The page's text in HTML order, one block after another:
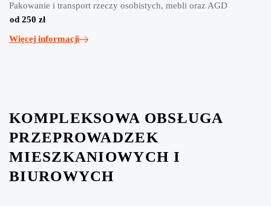
Pakowanie i transport rzeczy osobistych, mebli oraz AGD
od 250 zł
Więcej informacji
KOMPLEKSOWA OBSŁUGA
PRZEPROWADZEK
MIESZKANIOWYCH I
BIUROWYCH